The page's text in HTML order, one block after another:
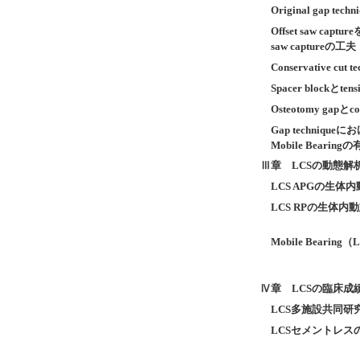
Original gap
Offset saw
saw captureの工
Conservative cut
Spacer blockと
Osteotomy gapと
Gap techniqueに
Mobile Bearingの
Ⅲ章 LCSの動態解
LCS APGの生体内
LCS RPの生体内
Mobile Bearing（
Ⅳ章 LCSの臨床成
LCS多施設共同研
LCSセメントレス